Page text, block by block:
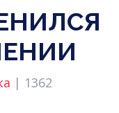
| 1362